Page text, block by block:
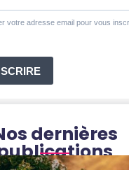
votre adresse email pour vous
dernières